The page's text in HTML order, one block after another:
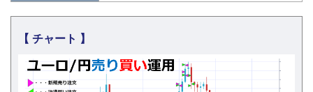
【 チャート 】